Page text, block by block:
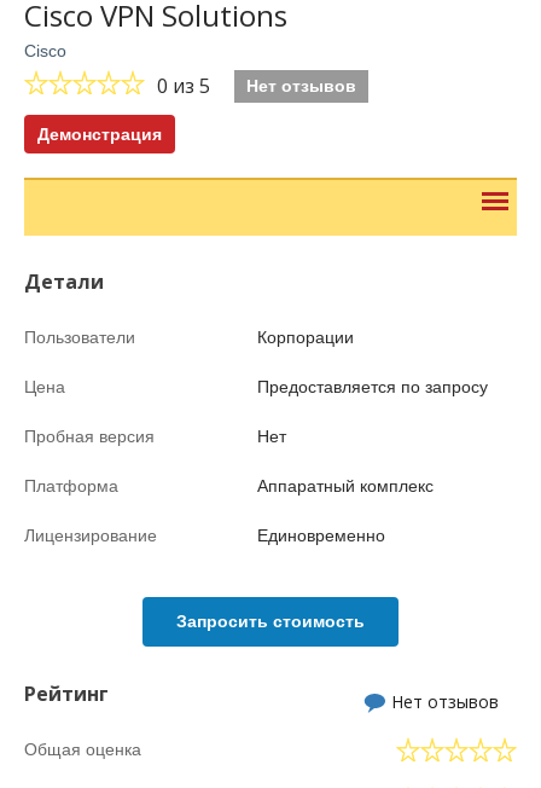
Cisco VPN Solutions
Cisco
0 из 5 Нет отзывов
Демонстрация
Детали
Пользователи Корпорации
Цена Предоставляется по запросу
Пробная версия Нет
Платформа Аппаратный комплекс
Лицензирование Единовременно
Запросить стоимость
Рейтинг Нет отзывов
Общая оценка